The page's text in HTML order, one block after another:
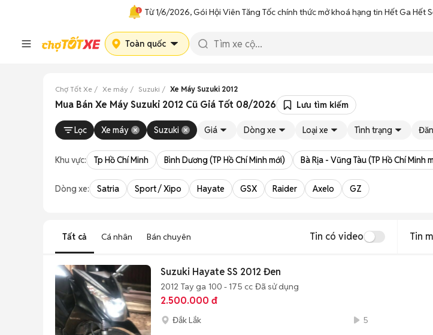
Từ 1/6/2026, Gói Hội Viên Tăng Tốc chính thức mở khoá hạng tin Hết Ga Hết
Toàn quốc
Chợ Tốt Xe Xe máy Suzuki Xe Máy Suzuki 2012
Mua Bán Xe Máy Suzuki 2012 Cũ Giá Tốt 08/2026 Lưu tìm kiếm
Lọc Xe máy Suzuki Giá Dòng xe Loại xe Tình trạng
Khu vực: Tp Hồ Chí Minh Bình Dương (TP Hồ Chí Minh mới) Bà Rịa - Vũng Tàu (TP Hồ Chí Minh
Dòng xe: Satria Sport / Xipo Hayate GSX Raider Axelo GZ
Tất cả Cá nhân Bán chuyên Tin có video Tin
Suzuki Hayate SS 2012 Đen
2012 Tay ga 100 - 175 cc Đã sử dụng
2.500.000 đ
Đắk Lắk 5